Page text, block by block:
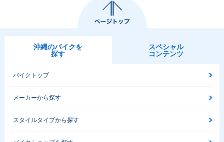
沖縄のバイクを
探す
スペシャル
コンテンツ
バイクトップ
メーカーから探す
スタイルタイプから探す